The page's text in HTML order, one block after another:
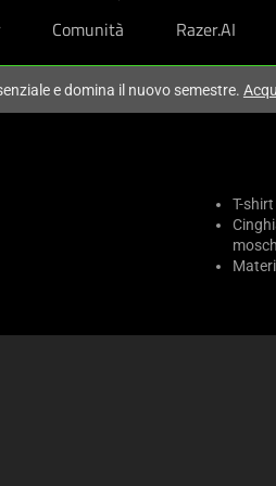
Comunità Razer.AI
e domina il nuovo semestre.
T-